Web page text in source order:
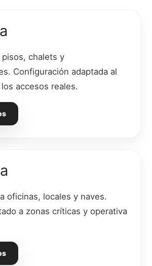
pisos, chalets y
Configuración adaptada al
accesos reales.
oficinas, locales y naves.
a zonas críticas y operativa